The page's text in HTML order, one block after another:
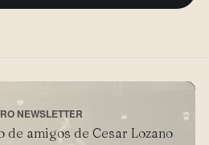
NEWSLETTER
amigos de Cesar Lozano